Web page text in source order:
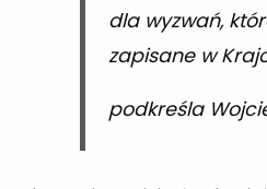
dla wyzwań,
zapisane w
podkreśla